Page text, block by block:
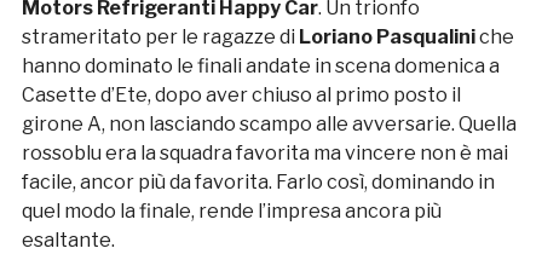
Motors Refrigeranti Happy Car. Un trionfo
strameritato per le ragazze di Loriano Pasqualiniche
hanno dominato le finali andate in scena domenica a
Casette d’Ete, dopo aver chiuso al primo posto il
girone A, non lasciando scampo alle avversarie. Quella
rossoblu era la squadra favorita ma vincere non è mai
facile, ancor più da favorita. Farlo così, dominando in
quel modo la finale, rende l’impresa ancora più
esaltante.